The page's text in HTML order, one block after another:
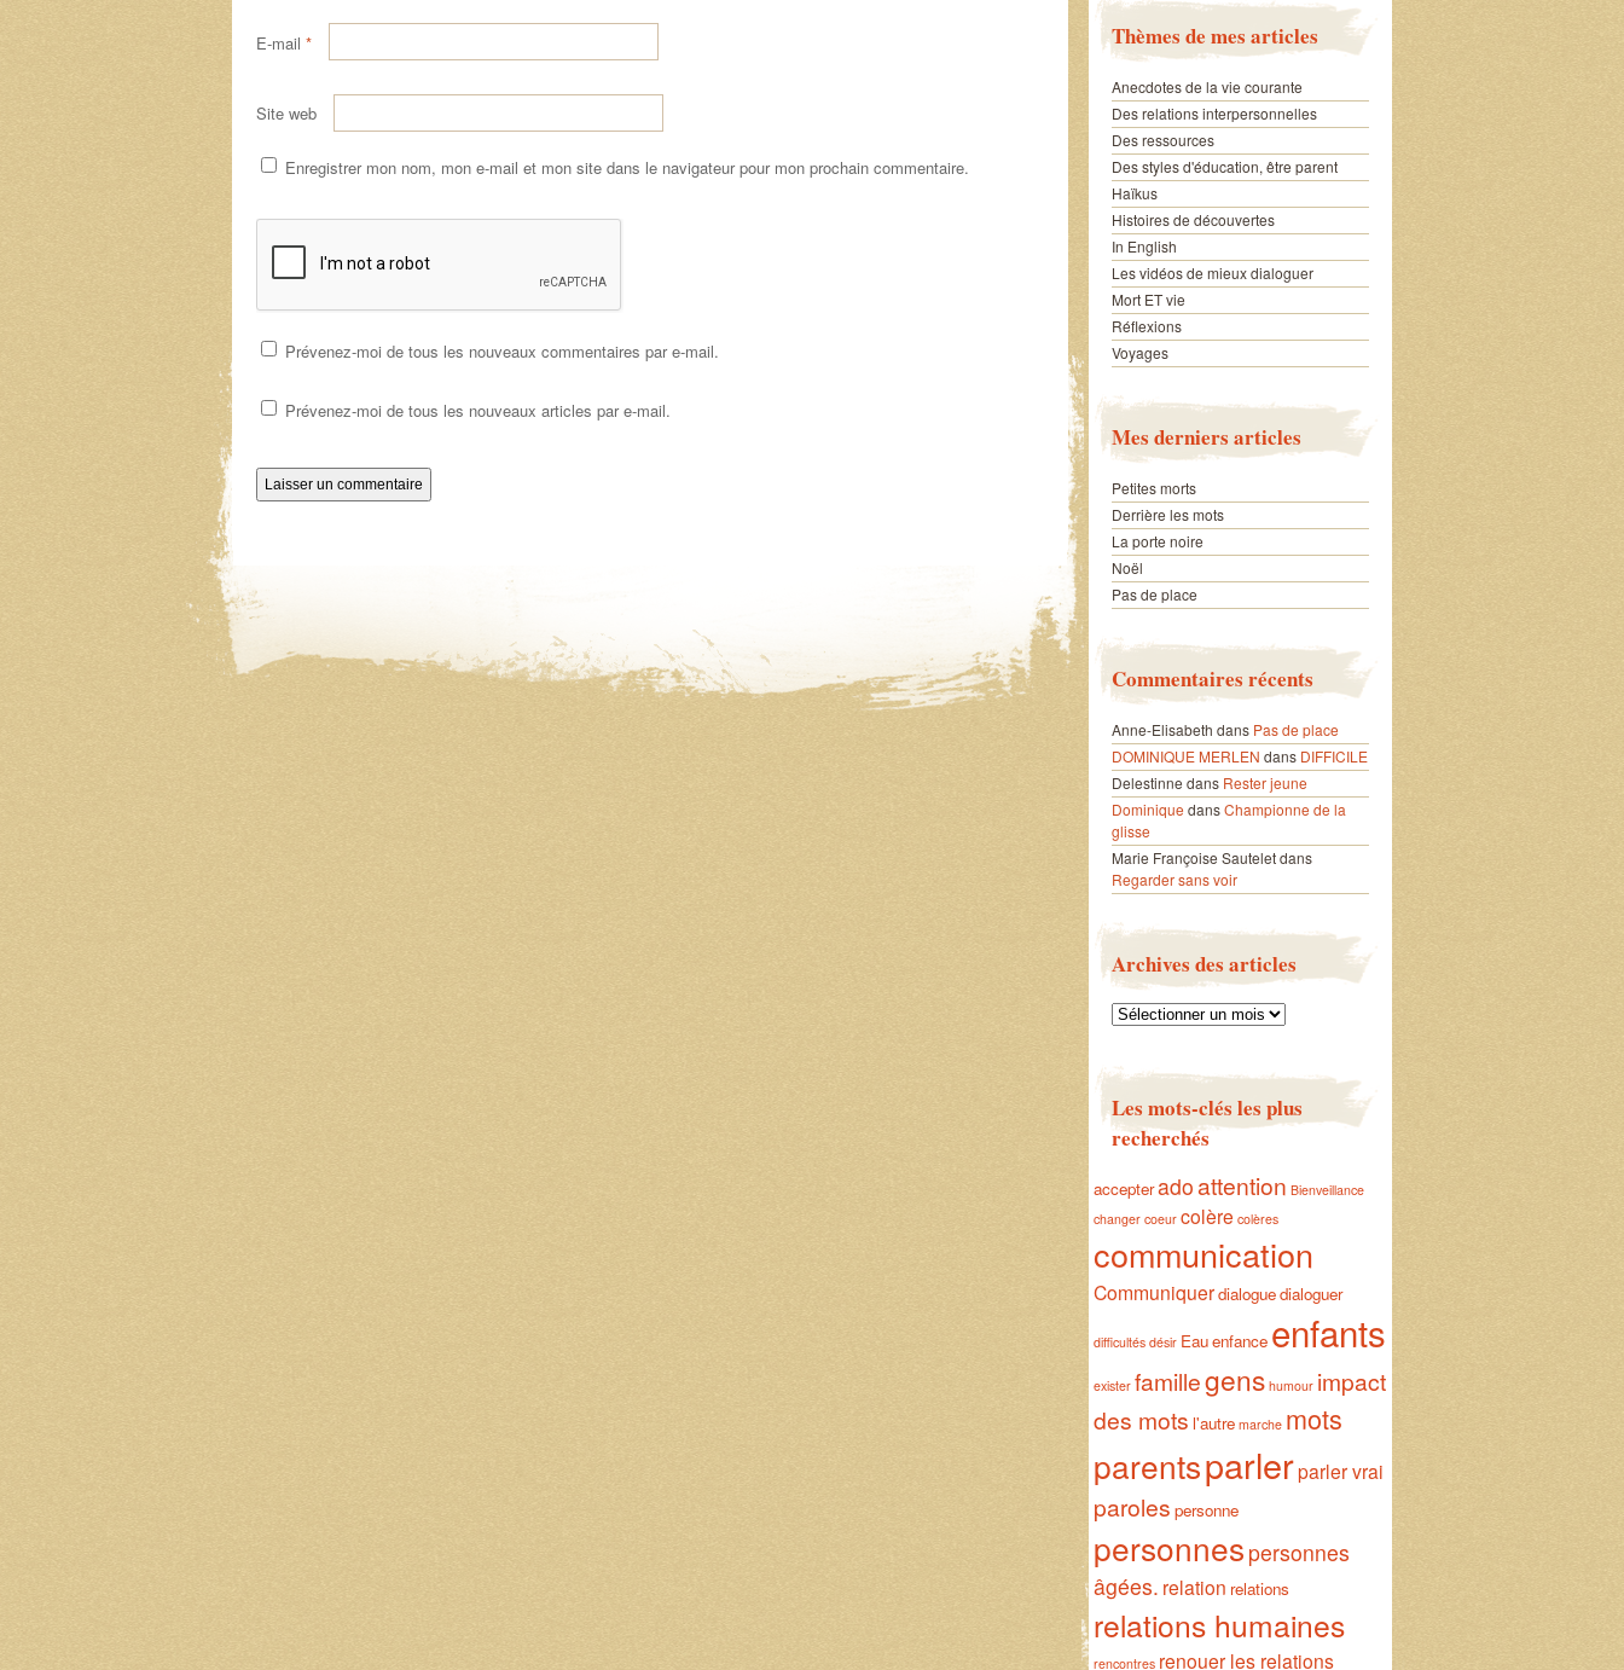
E-mail *
Site web
Enregistrer mon nom, mon e-mail et mon site dans le navigateur pour mon prochain commentaire.
Prévenez-moi de tous les nouveaux commentaires par e-mail.
Prévenez-moi de tous les nouveaux articles par e-mail.
Thèmes de mes articles
Anecdotes de la vie courante
Des relations interpersonnelles
Des ressources
Des styles d'éducation, être parent
Haïkus
Histoires de découvertes
In English
Les vidéos de mieux dialoguer
Mort ET vie
Réflexions
Voyages
Mes derniers articles
Petites morts
Derrière les mots
La porte noire
Noël
Pas de place
Commentaires récents
Anne-Elisabeth dans Pas de place
DOMINIQUE MERLEN dans DIFFICILE
Delestinne dans Rester jeune
Dominique dansChampionne de la
glisse
Marie Françoise Sauteletdans
Regarder sans voir
Archives des articles
Archives
Les mots-clés les plus
recherchés
accepteradoattention Bienveillance
changer coeur colère colères
communication
Communiquerdialoguedialoguer
difficultés désir Eauenfance enfants
exister famillegens humour impact
des mots l'autre marche mots
parentsparlerparler vrai
paroles personne
personnes personnes
âgées. relation relations
relations humaines
rencontres renouer les relations